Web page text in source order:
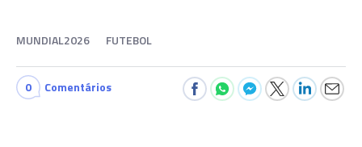
MUNDIAL2026 FUTEBOL
0 Comentários